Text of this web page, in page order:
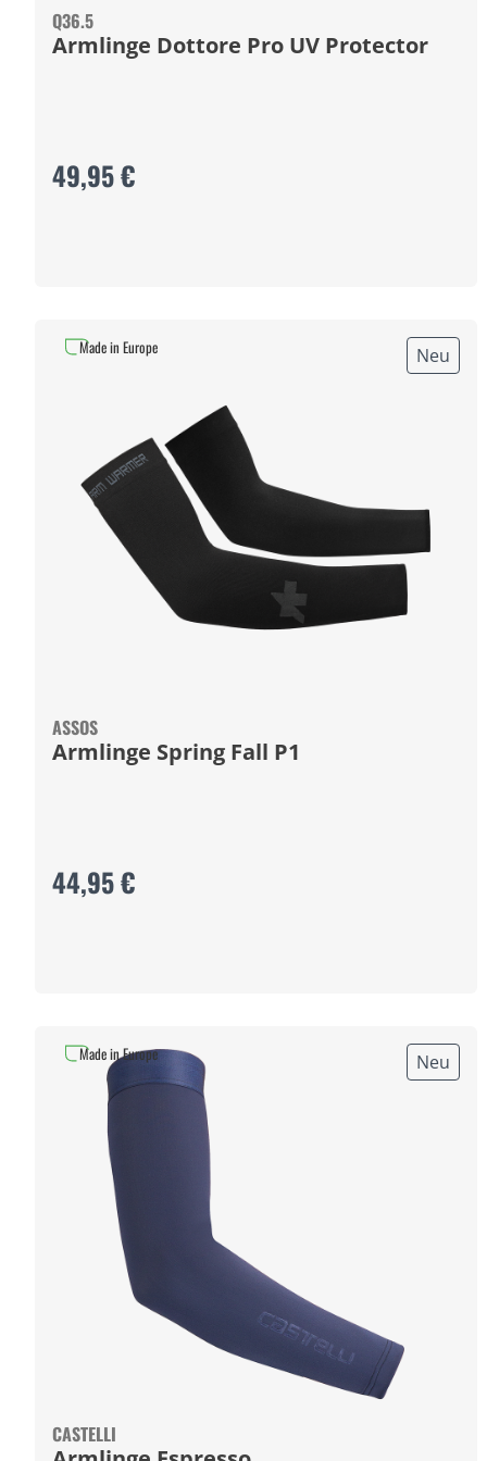
Q36.5
Armlinge Dottore Pro UV Protector
49,95 €
Neu
ASSOS
Armlinge Spring Fall P1
44,95 €
Made in Europe
Neu
CASTELLI
Made in Europe